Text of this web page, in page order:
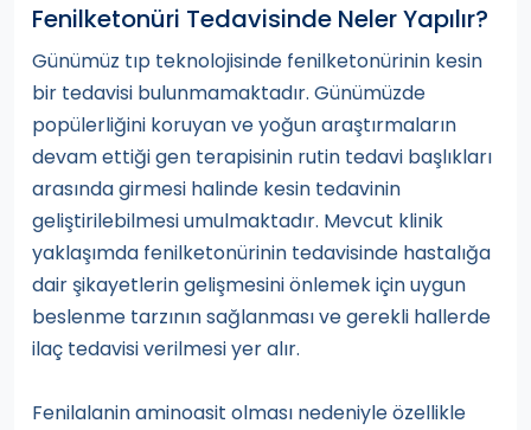
Fenilketonüri Tedavisinde Neler Yapılır?
Günümüz tıp teknolojisinde fenilketonürinin kesin
bir tedavisi bulunmamaktadır. Günümüzde
popülerliğini koruyan ve yoğun araştırmaların
devam ettiği gen terapisinin rutin tedavi başlıkları
arasında girmesi halinde kesin tedavinin
geliştirilebilmesi umulmaktadır. Mevcut klinik
yaklaşımda fenilketonürinin tedavisinde hastalığa
dair şikayetlerin gelişmesini önlemek için uygun
beslenme tarzının sağlanması ve gerekli hallerde
ilaç tedavisi verilmesi yer alır.
Fenilalanin aminoasit olması nedeniyle özellikle